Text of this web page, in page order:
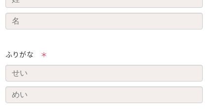
ふりがな ＊